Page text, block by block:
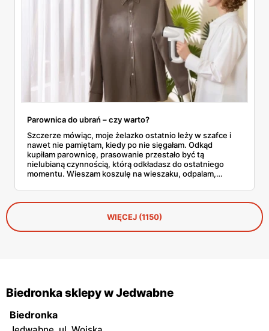
Parownica do ubrań – czy warto?
Szczerze mówiąc, moje żelazko ostatnio leży w szafce i
nawet nie pamiętam, kiedy po nie sięgałam. Odkąd
kupiłam parownicę, prasowanie przestało być tą
nielubianą czynnością, którą odkładasz do ostatniego
momentu. Wieszam koszulę na wieszaku, odpalam,
zaczyna się problem, bo parownic jest na rynku
zatrzęsienie, a nie każda robi to, co obiecuje producent.
WIĘCEJ (1150)
Biedronka sklepy w Jedwabne
Biedronka